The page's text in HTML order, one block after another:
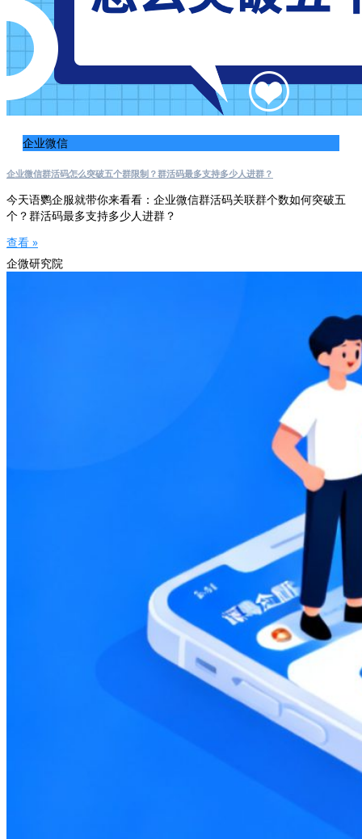
企业微信
企业微信群活码怎么突破五个群限制？群活码最多支持多少人进群？
今天语鹦企服就带你来看看：企业微信群活码关联群个数如何突破五
个？群活码最多支持多少人进群？
查看 »
企微研究院